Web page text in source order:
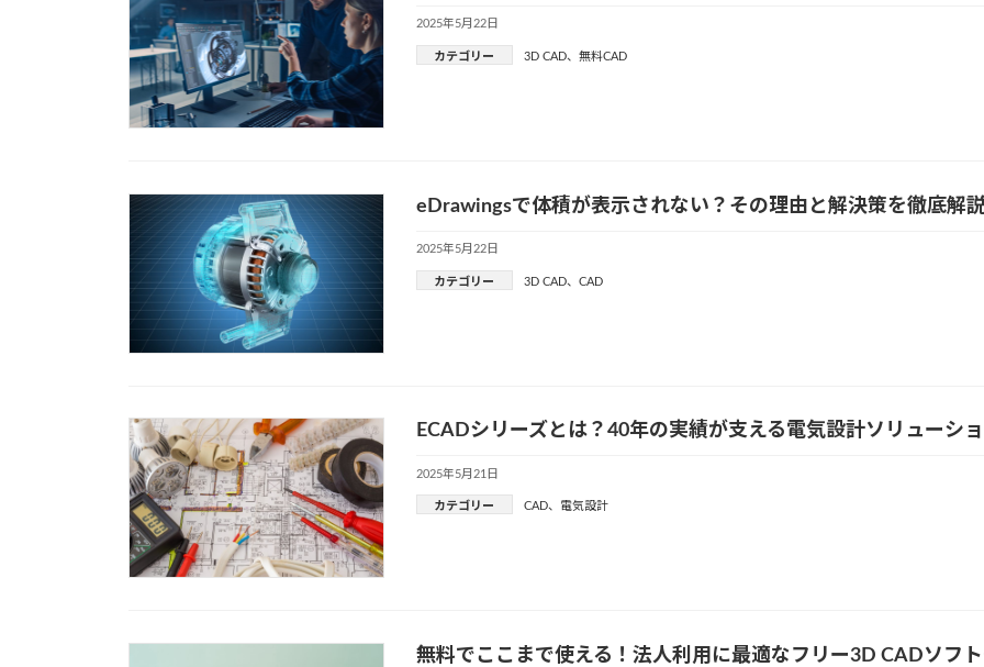
2025年5月22日
カテゴリー 3D CAD、 無料CAD
eDrawingsで体積が表示されない？その理由と解決策を徹底解
2025年5月22日
カテゴリー 3D CAD、 CAD
ECADシリーズとは？40年の実績が支える電気設計ソリューシ
2025年5月21日
カテゴリー CAD、 電気設計
無料でここまで使える！法人利用に最適なフリー3D CADソフ